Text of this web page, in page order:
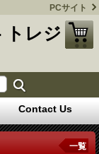
PCサイト
トレジ
Contact Us
一覧